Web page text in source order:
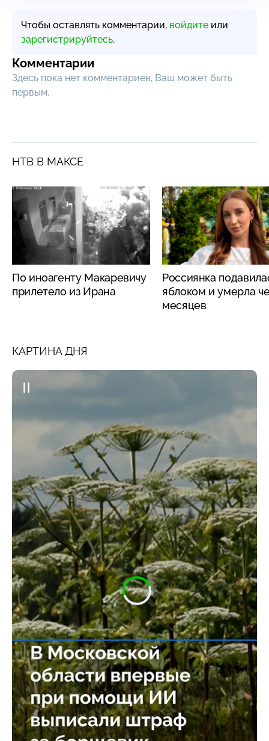
Чтобы оставлять комментарии, войдите или
зарегистрируйтесь.
Комментарии
Здесь пока нет комментариев, Ваш может быть
первым.
НТВ В МАКСЕ
По иноагенту Макаревичу
прилетело из Ирана
Россиянка
яблоком и умерла
месяцев
КАРТИНА ДНЯ